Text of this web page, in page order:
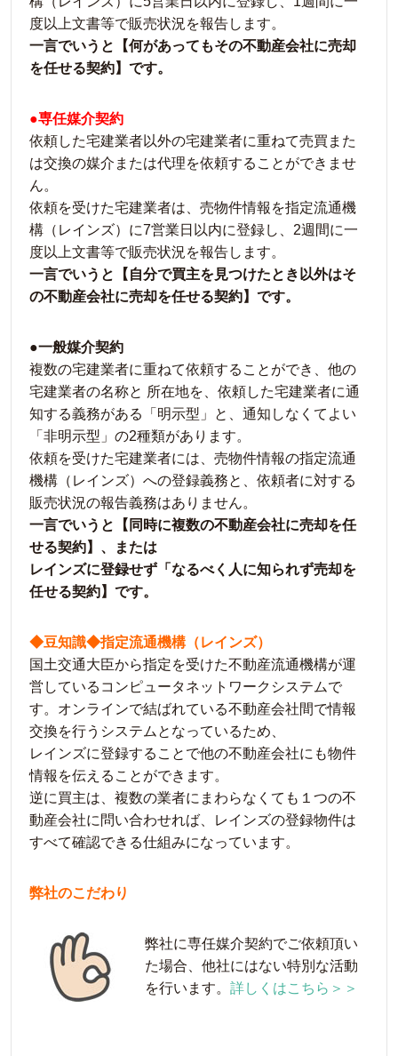
度以上文書等で販売状況を報告します。
一言でいうと【何があってもその不動産会社に売却
を任せる契約】です。
●専任媒介契約
依頼した宅建業者以外の宅建業者に重ねて売買また
は交換の媒介または代理を依頼することができませ
ん。
依頼を受けた宅建業者は、売物件情報を指定流通機
構（レインズ）に7営業日以内に登録し、2週間に一
度以上文書等で販売状況を報告します。
一言でいうと【自分で買主を見つけたとき以外はそ
の不動産会社に売却を任せる契約】です。
●一般媒介契約
複数の宅建業者に重ねて依頼することができ、他の
宅建業者の名称と 所在地を、依頼した宅建業者に通
知する義務がある「明示型」と、通知しなくてよい
「非明示型」の2種類があります。
依頼を受けた宅建業者には、売物件情報の指定流通
機構（レインズ）への登録義務と、依頼者に対する
販売状況の報告義務はありません。
一言でいうと【同時に複数の不動産会社に売却を任
せる契約】、または
レインズに登録せず「なるべく人に知られず売却を
任せる契約】です。
◆豆知識◆指定流通機構（レインズ）
国土交通大臣から指定を受けた不動産流通機構が運
営しているコンピュータネットワークシステムで
す。オンラインで結ばれている不動産会社間で情報
交換を行うシステムとなっているため、
レインズに登録することで他の不動産会社にも物件
情報を伝えることができます。
逆に買主は、複数の業者にまわらなくても１つの不
動産会社に問い合わせれば、レインズの登録物件は
すべて確認できる仕組みになっています。
弊社のこだわり
弊社に専任媒介契約でご依頼頂い
た場合、他社にはない特別な活動
を行います。 詳しくはこちら＞＞